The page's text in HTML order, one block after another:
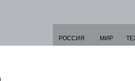
РОССИЯ МИР